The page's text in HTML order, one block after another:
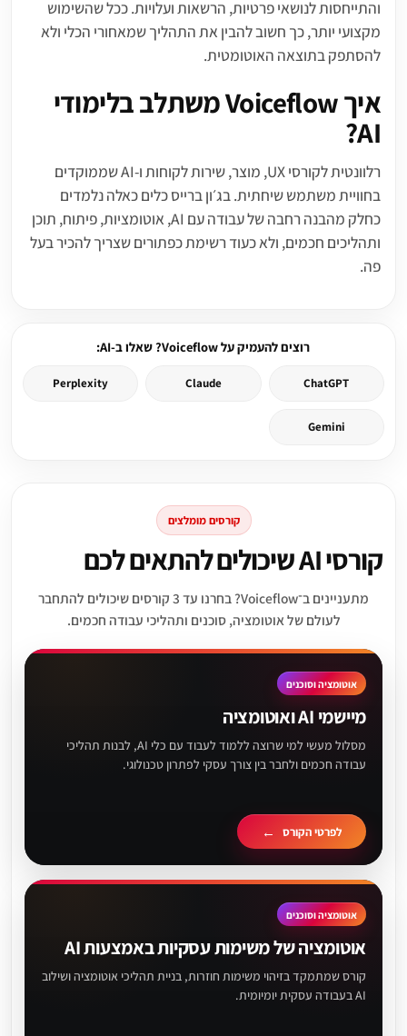
והתייחסות לנושאי פרטיות, הרשאות ועלויות. ככל שהשימוש
מקצועי יותר, כך חשוב להבין את התהליך שמאחורי הכלי ולא
להסתפק בתוצאה האוטומטית.
איך Voiceflow משתלב בלימודי
AI?
רלוונטית לקורסי UX, מוצר, שירות לקוחות ו-AI שממוקדים
בחוויית משתמש שיחתית. בג׳ון ברייס כלים כאלה נלמדים
כחלק מהבנה רחבה של עבודה עם AI, אוטומציות, פיתוח, תוכן
ותהליכים חכמים, ולא כעוד רשימת כפתורים שצריך להכיר בעל
פה.
רוצים להעמיק על Voiceflow? שאלו ב-AI:
ChatGPT
Claude
Perplexity
Gemini
קורסים מומלצים
קורסי AI שיכולים להתאים לכם
מתעניינים ב־Voiceflow? בחרנו עד 3 קורסים שיכולים להתחבר
לעולם של אוטומציה, סוכנים ותהליכי עבודה חכמים.
אוטומציה וסוכנים
מיישמי AI ואוטומציה
מסלול מעשי למי שרוצה ללמוד לעבוד עם כלי AI, לבנות תהליכי
עבודה חכמים ולחבר בין צורך עסקי לפתרון טכנולוגי.
לפרטי הקורס
אוטומציה וסוכנים
אוטומציה של משימות עסקיות באמצעות AI
קורס שמתמקד בזיהוי משימות חוזרות, בניית תהליכי אוטומציה ושילוב
AI בעבודה עסקית יומיומית.